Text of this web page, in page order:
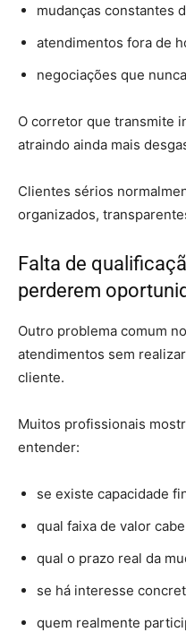
mudanças constantes
atendimentos fora de
negociações que
O corretor que transmite
atraindo ainda mais
Clientes sérios
organizados,
Falta de
perderem
Outro problema comum
atendimentos sem
cliente.
Muitos profissionais
entender:
se existe capacidade
qual faixa de valor
qual o prazo real da
se há interesse
quem realmente